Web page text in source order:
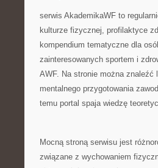
serwis AkademikaWF to
kulturze fizycznej, profilaktyce
kompendium tematyczne dla
zainteresowanych sportem i
AWF. Na stronie można znaleźć
mentalnego przygotowania
temu portal spaja wiedzę
Mocną stroną serwisu jest
związane z wychowaniem